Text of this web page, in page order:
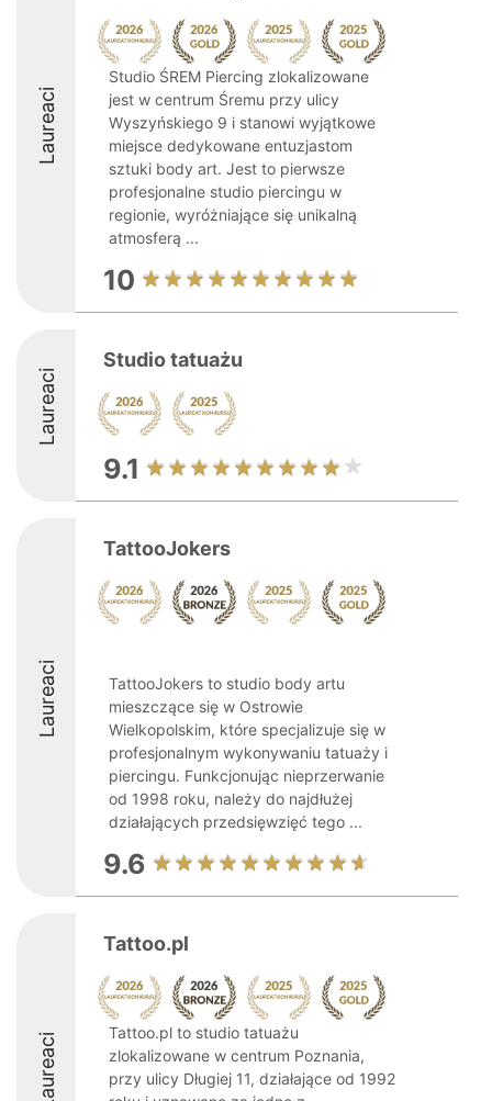
Laureaci
Studio ŚREM Piercing zlokalizowane
jest w centrum Śremu przy ulicy
Wyszyńskiego 9 i stanowi wyjątkowe
miejsce dedykowane entuzjastom
sztuki body art. Jest to pierwsze
profesjonalne studio piercingu w
regionie, wyróżniające się unikalną
atmosferą ...
10
Laureaci
Studio tatuażu
9.1
Laureaci
TattooJokers
TattooJokers to studio body artu
mieszczące się w Ostrowie
Wielkopolskim, które specjalizuje się w
profesjonalnym wykonywaniu tatuaży i
piercingu. Funkcjonując nieprzerwanie
od 1998 roku, należy do najdłużej
działających przedsięwzięć tego ...
9.6
Laureaci
Tattoo.pl
Tattoo.pl to studio tatuażu
zlokalizowane w centrum Poznania,
przy ulicy Długiej 11, działające od 1992